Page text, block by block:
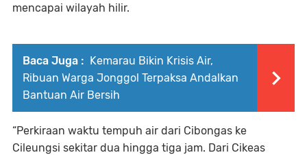
mencapai wilayah hilir.
Baca Juga : Kemarau Bikin Krisis Air,
Ribuan Warga Jonggol Terpaksa Andalkan
Bantuan Air Bersih
“Perkiraan waktu tempuh air dari Cibongas ke
Cileungsi sekitar dua hingga tiga jam. Dari Cikeas